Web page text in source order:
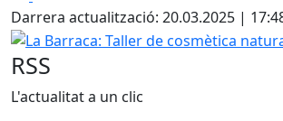
Darrera actualització: 20.03.2025 |
La Barraca: Taller de cosmètica natural
RSS
L'actualitat a un clic